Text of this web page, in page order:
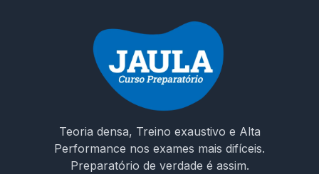
Teoria densa, Treino exaustivo e Alta
Performance nos exames mais difíceis.
Preparatório de verdade é assim.